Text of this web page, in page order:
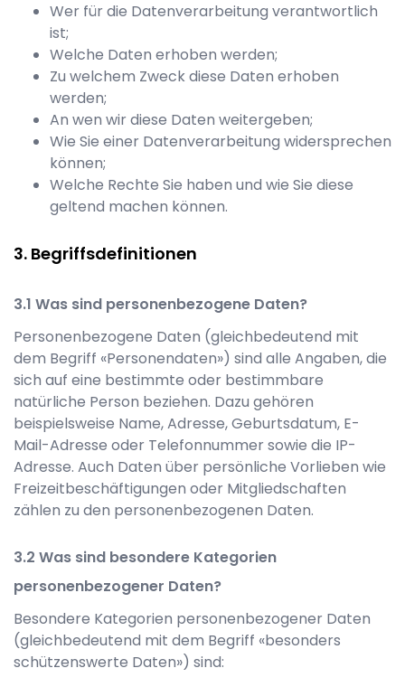
Wer für die Datenverarbeitung verantwortlich
ist;
Welche Daten erhoben werden;
Zu welchem Zweck diese Daten erhoben
werden;
An wen wir diese Daten weitergeben;
Wie Sie einer Datenverarbeitung widersprechen
können;
Welche Rechte Sie haben und wie Sie diese
geltend machen können.
Begriffsdefinitionen
Was sind personenbezogene Daten?
Personenbezogene Daten (gleichbedeutend mit
dem Begriff «Personendaten») sind alle Angaben, die
sich auf eine bestimmte oder bestimmbare
natürliche Person beziehen. Dazu gehören
beispielsweise Name, Adresse, Geburtsdatum, E-
Mail-Adresse oder Telefonnummer sowie die IP-
Adresse. Auch Daten über persönliche Vorlieben wie
Freizeitbeschäftigungen oder Mitgliedschaften
zählen zu den personenbezogenen Daten.
Was sind besondere Kategorien
personenbezogener Daten?
Besondere Kategorien personenbezogener Daten
(gleichbedeutend mit dem Begriff «besonders
schützenswerte Daten») sind: